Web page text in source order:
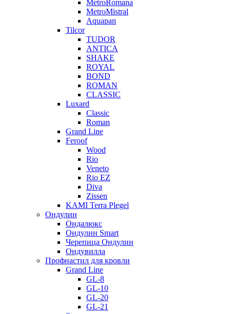
MetroRomana
MetroMistral
Aquapan
Tilcor
TUDOR
ANTICA
SHAKE
ROYAL
BOND
ROMAN
CLASSIC
Luxard
Classic
Roman
Grand Line
Feroof
Wood
Rio
Veneto
Rio EZ
Diva
Zissen
KAMI Terra Plegel
Ондулин
Ондалюкс
Ондулин Smart
Черепица Ондулин
Ондувилла
Профнастил для кровли
Grand Line
GL-8
GL-10
GL-20
GL-21